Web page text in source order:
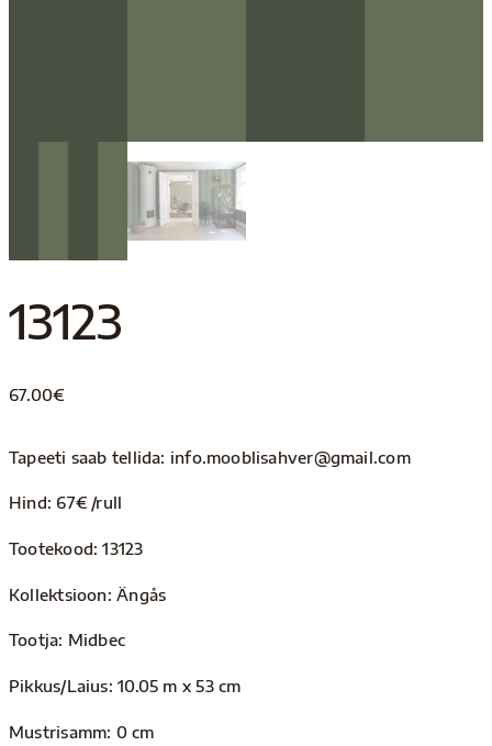
13123
67.00€
Tapeeti saab tellida: info.mooblisahver@gmail.com
Hind: 67€ /rull
Tootekood: 13123
Kollektsioon: Ängås
Tootja: Midbec
Pikkus/Laius: 10.05 m x 53 cm
Mustrisamm: 0 cm